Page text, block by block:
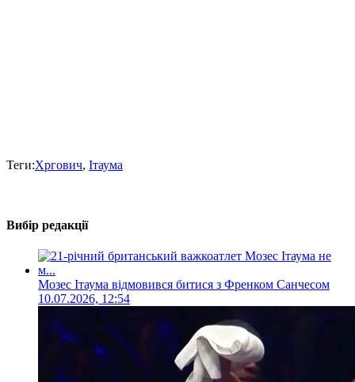
Теги:Хргович, Ітаума
Вибір редакції
Мозес Ітаума відмовився битися з Френком Санчесом
10.07.2026, 12:54